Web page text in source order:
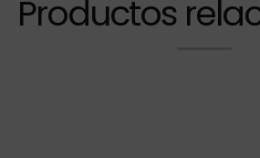
Productos